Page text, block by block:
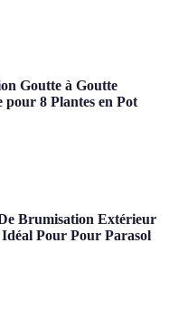
Goutte à Goutte
pour 8 Plantes en Pot
Brumisation Extérieur
Pour Pour Parasol